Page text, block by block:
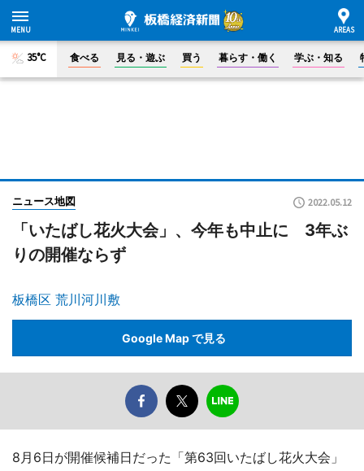
35°C 食べる 見る・遊ぶ 買う 暮らす・働く 学ぶ・知る
ニュース地図 2022.05.12
「いたばし花火大会」、今年も中止に 3年ぶ
りの開催ならず
板橋区 荒川河川敷
Google Map で見る
8月6日が開催候補日だった「第63回いたばし花火大会」